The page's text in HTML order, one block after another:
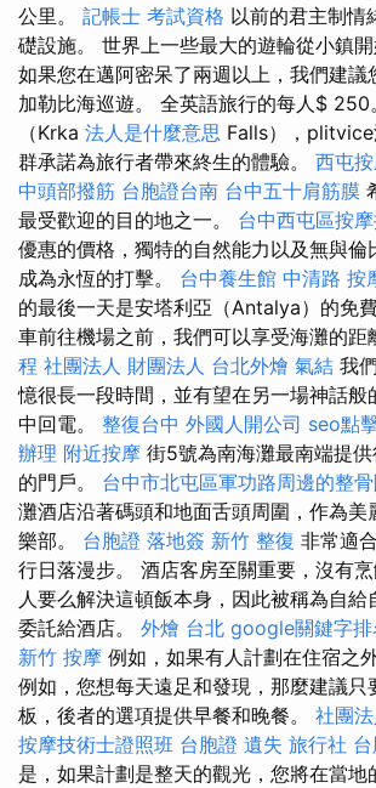
公里。 記帳士 考試資格 以前的君主制情
礎設施。 世界上一些最大的遊輪從小鎮開
如果您在邁阿密呆了兩週以上，我們建議
加勒比海巡遊。 全英語旅行的每人$ 250
（Krka 法人是什麼意思 Falls），
群承諾為旅行者帶來終生的體驗。 西屯
中頭部撥筋 台胞證台南 台中五十肩筋膜
最受歡迎的目的地之一。 台中西屯區按
優惠的價格，獨特的自然能力以及無與倫
成為永恆的打擊。 台中養生館 中清路 按
的最後一天是安塔利亞（Antalya）的免
車前往機場之前，我們可以享受海灘的距
程 社團法人 財團法人 台北外燴 氣結 我
憶很長一段時間，並有望在另一場神話般
中回電。 整復台中 外國人開公司 seo點
辦理 附近按摩 街5號為南海灘最南端提
的門戶。 台中市北屯區軍功路周邊的整
灘酒店沿著碼頭和地面舌頭周圍，作為美
樂部。 台胞證 落地簽 新竹 整復 非常適
行日落漫步。 酒店客房至關重要，沒有
人要么解決這頓飯本身，因此被稱為自
委託給酒店。 外燴 台北 google關鍵字排
新竹 按摩 例如，如果有人計劃在住宿之
例如，您想每天遠足和發現，那麼建議只
板，後者的選項提供早餐和晚餐。 社團
按摩技術士證照班 台胞證 遺失 旅行社 台
是，如果計劃是整天的觀光，您將在當地